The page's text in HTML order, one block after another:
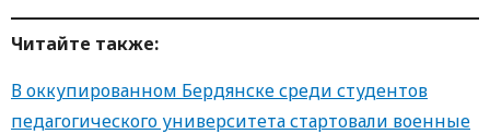
Читайте также:
В оккупированном Бердянске среди студентов
педагогического университета стартовали военные